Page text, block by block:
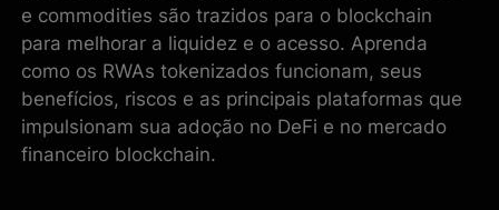
e commodities são trazidos para o blockchain
para melhorar a liquidez e o acesso. Aprenda
como os RWAs tokenizados funcionam, seus
benefícios, riscos e as principais plataformas que
impulsionam sua adoção no DeFi e no mercado
financeiro blockchain.